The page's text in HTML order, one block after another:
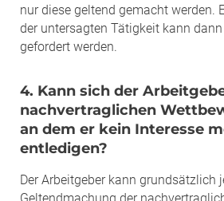
nur diese geltend gemacht werden.
der untersagten Tätigkeit kann
gefordert werden.
4. Kann sich der
nachvertraglichen
an dem er kein Interesse
entledigen?
Der Arbeitgeber kann grundsätzlich
Geltendmachung der